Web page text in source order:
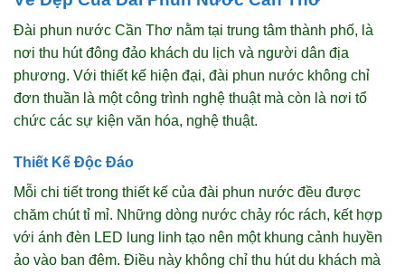
Đài phun nước Cần Thơ nằm tại trung tâm thành phố, là
nơi thu hút đông đảo khách du lịch và người dân địa
phương. Với thiết kế hiện đại, đài phun nước không chỉ
đơn thuần là một công trình nghệ thuật mà còn là nơi tổ
chức các sự kiện văn hóa, nghệ thuật.
Thiết Kế Độc Đáo
Mỗi chi tiết trong thiết kế của đài phun nước đều được
chăm chút tỉ mỉ. Những dòng nước chảy róc rách, kết hợp
với ánh đèn LED lung linh tạo nên một khung cảnh huyền
ảo vào ban đêm. Điều này không chỉ thu hút du khách mà